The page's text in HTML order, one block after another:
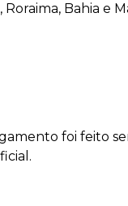
Roraima, Bahia
foi feito